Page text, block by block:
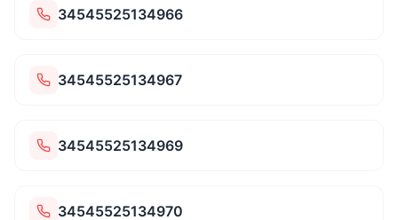
34545525134966
34545525134967
34545525134969
34545525134970